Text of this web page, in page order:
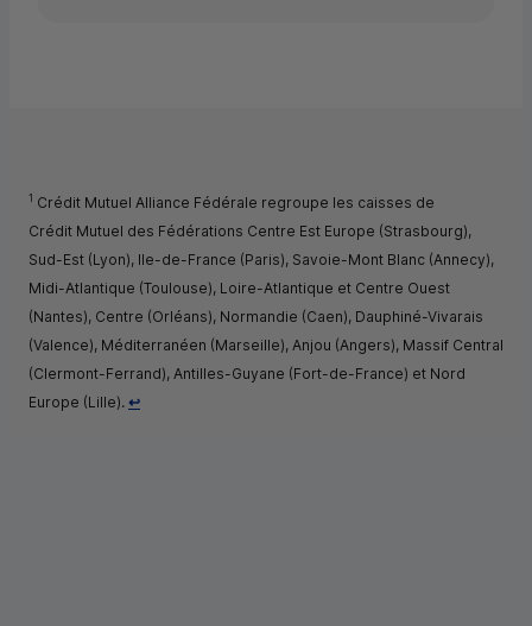
1 Crédit Mutuel Alliance Fédérale regroupe les caisses de
Crédit Mutuel des Fédérations Centre Est Europe (Strasbourg),
Sud-Est (Lyon), Ile-de-France (Paris), Savoie-Mont Blanc (Annecy),
Midi-Atlantique (Toulouse), Loire-Atlantique et Centre Ouest
(Nantes), Centre (Orléans), Normandie (Caen), Dauphiné-Vivarais
(Valence), Méditerranéen (Marseille), Anjou (Angers), Massif Central
(Clermont-Ferrand), Antilles-Guyane (Fort-de-France) et Nord
Europe (Lille). ↩Retour au renvoi 1